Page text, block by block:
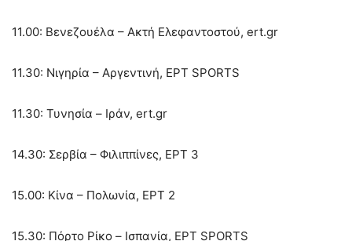
11.00: Βενεζουέλα – Ακτή Ελεφαντοστού, ert.gr
11.30: Νιγηρία – Αργεντινή, ΕΡΤ SPORTS
11.30: Τυνησία – Ιράν, ert.gr
14.30: Σερβία – Φιλιππίνες, ΕΡΤ 3
15.00: Κίνα – Πολωνία, ΕΡΤ 2
15.30: Πόρτο Ρίκο – Ισπανία, ΕΡΤ SPORTS